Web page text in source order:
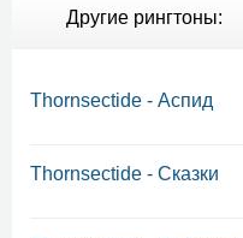
Другие рингтоны:
Thornsectide - Аспид
Thornsectide - Сказки